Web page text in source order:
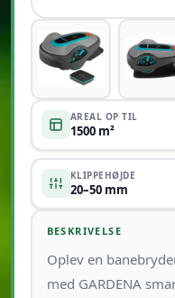
AREAL OP TIL
1500 m²
KLIPPEHØJDE
20–50 mm
BESKRIVELSE
Oplev en
med GARDENA